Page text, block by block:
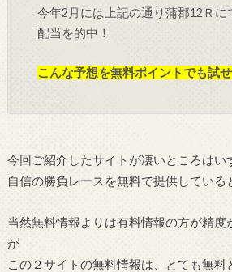
今年2月には上記の通り蒲郡12Ｒに
配当を的中！
こんな予想を無料ポイントでも試せ
今回ご紹介したサイトが凄いところはい
自信の勝負レースを無料で提供している
当然無料情報よりは有料情報の方が精度
が
この２サイトの無料情報は、とても無